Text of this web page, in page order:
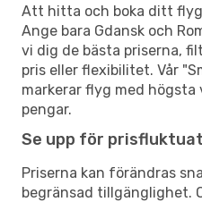
Att hitta och boka ditt
Ange bara Gdansk och
vi dig de bästa priserna,
pris eller flexibilitet. Vår
markerar flyg med
pengar.
Se upp för
Priserna kan förändras
begränsad tillgänglighet.